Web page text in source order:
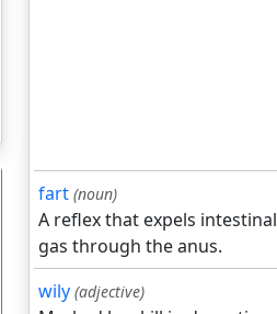
fart (noun)
A reflex that expels intestinal
gas through the anus.
wily (adjective)